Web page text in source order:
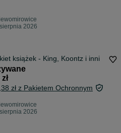
2026
książek - King, Koontz i inni
zł z Pakietem Ochronnym
2026